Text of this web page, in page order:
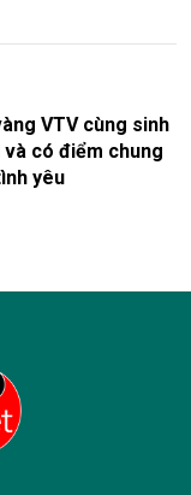
VTV cùng sinh
và có điểm chung
yêu